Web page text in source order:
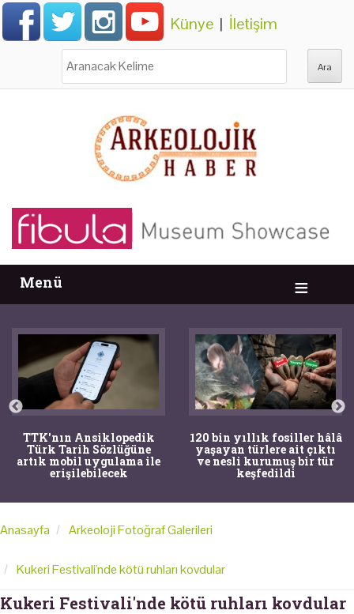
Künye | İletişim
Menü
TTK'nın Ansiklopedik
Türk Tarih Sözlüğüne
artık mobil uygulama ile
erişilebilecek
120 bin yıllık fosiller hâlâ
yaşayan türlere ait çıktı
ve nesli kurumuş bir tür
keşfedildi
Anasayfa Arkeoloji Fotoğraf Galerileri
Kukeri Festivali'nde kötü ruhları kovdular
Kukeri Festivali'nde kötü ruhları kovdular